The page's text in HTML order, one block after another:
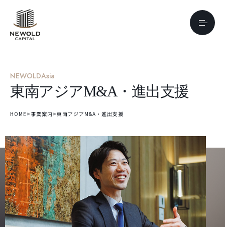
NEWOLDAsia
東南アジアM&A・進出支援
HOME> 事業案内>東南アジアM&A・進出支援